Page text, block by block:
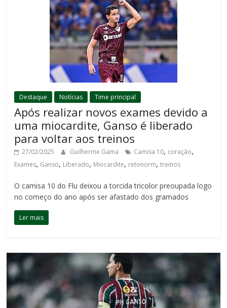
Destaque Notícias Time principal
Após realizar novos exames devido a
uma miocardite, Ganso é liberado
para voltar aos treinos
27/02/2025 Guilherme Gama Camisa 10, coração,
Exames, Ganso, Liberado, Miocardite, retonorm,treinos
O camisa 10 do Flu deixou a torcida tricolor preoupada logo
no começo do ano após ser afastado dos gramados
Ler mais